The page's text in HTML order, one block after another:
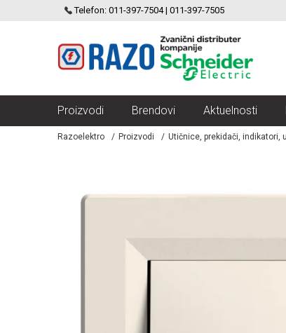
Telefon: 011-397-7504 | 011-397-7505
ELECTRIC VELIKI IZBOR MODULARNIH PREKIDACA I
Proizvodi Brendovi Aktuelnosti
Razoelektro Proizvodi Utičnice, prekidači, indikatori,